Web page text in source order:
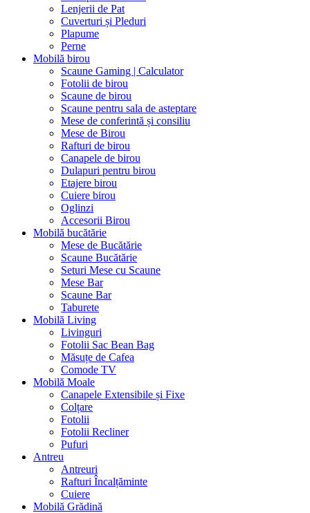
Lenjerii de Pat
Cuverturi și Pleduri
Plapume
Perne
Mobilă birou
Scaune Gaming | Calculator
Fotolii de birou
Scaune de birou
Scaune pentru sala de asteptare
Mese de conferintă și consiliu
Mese de Birou
Rafturi de birou
Canapele de birou
Dulapuri pentru birou
Etajere birou
Cuiere birou
Oglinzi
Accesorii Birou
Mobilă bucătărie
Mese de Bucătărie
Scaune Bucătărie
Seturi Mese cu Scaune
Mese Bar
Scaune Bar
Taburete
Mobilă Living
Livinguri
Fotolii Sac Bean Bag
Măsuțe de Cafea
Comode TV
Mobilă Moale
Canapele Extensibile și Fixe
Colțare
Fotolii
Fotolii Recliner
Pufuri
Antreu
Antreuri
Rafturi Încalțăminte
Cuiere
Mobilă Grădină